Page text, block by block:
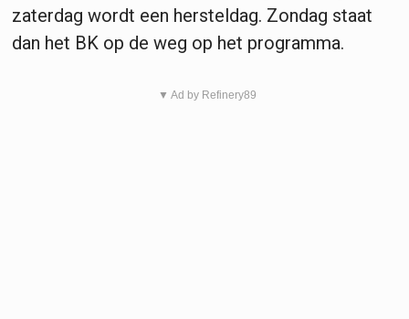
zaterdag wordt een hersteldag. Zondag staat
dan het BK op de weg op het programma.
▼ Ad by Refinery89